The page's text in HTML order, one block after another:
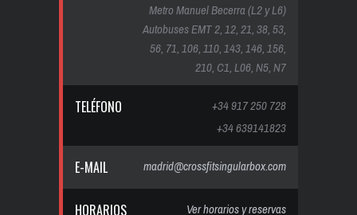
Metro Manuel Becerra (L2 y L6)
Autobuses EMT 2, 12, 21, 38, 53,
56, 71, 106, 110, 143, 146, 156,
210, C1, L06, N5, N7
TELÉFONO
+34 917 250 728
+34 639141823
E-MAIL madrid@crossfitsingularbox.com
HORARIOS Ver horarios y reservas